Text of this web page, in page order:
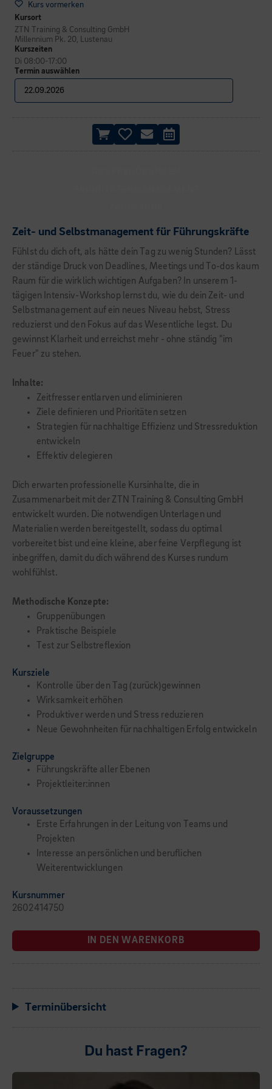
Kurs vormerken
Kursort
ZTN Training & Consulting GmbH
Millennium Pk. 20, Lustenau
Termin auswählen
Kurszeiten
Di 08:00-17:00
Zeit- und Selbstmanagement für Führungskräfte
Fühlst du dich oft, als hätte dein Tag zu wenig Stunden? Lässt
der ständige Druck von Deadlines, Meetings und To-dos kaum
Raum für die wirklich wichtigen Aufgaben? In unserem 1-
tägigen Intensiv-Workshop lernst du, wie du dein Zeit- und
Selbstmanagement auf ein neues Niveau hebst, Stress
reduzierst und den Fokus auf das Wesentliche legst. Du
gewinnst Klarheit und erreichst mehr - ohne ständig "im
Feuer" zu stehen.
Inhalte:
Zeitfresser entlarven und eliminieren
Ziele definieren und Prioritäten setzen
Strategien für nachhaltige Effizienz und Stressreduktion
entwickeln
Effektiv delegieren
Dich erwarten professionelle Kursinhalte, die in
Zusammenarbeit mit der ZTN Training & Consulting GmbH
entwickelt wurden. Die notwendigen Unterlagen und
Materialien werden bereitgestellt, sodass du optimal
vorbereitet bist und eine kleine, aber feine Verpflegung ist
inbegriffen, damit du dich während des Kurses rundum
wohlfühlst.
Methodische Konzepte:
Gruppenübungen
Praktische Beispiele
Test zur Selbstreflexion
Kursziele
Kontrolle über den Tag (zurück)gewinnen
Wirksamkeit erhöhen
Produktiver werden und Stress reduzieren
Neue Gewohnheiten für nachhaltigen Erfolg entwickeln
Zielgruppe
Führungskräfte aller Ebenen
Projektleiter:innen
Voraussetzungen
Erste Erfahrungen in der Leitung von Teams und
Projekten
Interesse an persönlichen und beruflichen
Weiterentwicklungen
Kursnummer
2602414750
IN DEN WARENKORB
Terminübersicht
Du hast Fragen?